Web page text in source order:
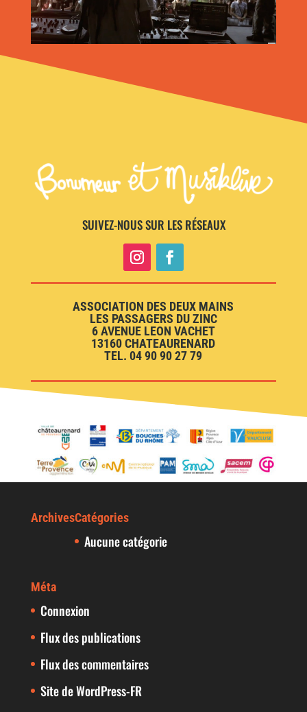
SUIVEZ-NOUS SUR LES RÉSEAUX
ASSOCIATION DES DEUX MAINS
LES PASSAGERS DU ZINC
6 AVENUE LEON VACHET
13160 CHATEAURENARD
TEL. 04 90 90 27 79
ArchivesCatégories
Aucune catégorie
Méta
Connexion
Flux des publications
Flux des commentaires
Site de WordPress-FR